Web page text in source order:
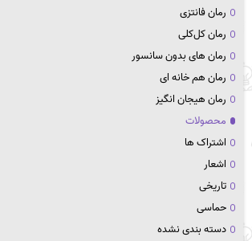
رمان فانتزی
رمان کل‌کلی
رمان های بدون سانسور
رمان هم خانه ای
رمان هیجان انگیز
محصولات
اشتراک ها
اشعار
تاریخی
حماسی
دسته بندی نشده